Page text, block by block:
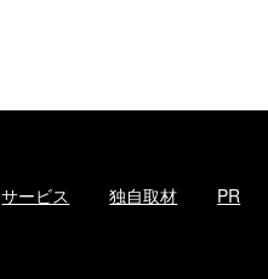
サービス 独自取材 PR